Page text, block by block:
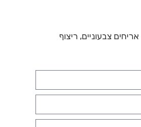
אריחים צבעוניים, ריצוף